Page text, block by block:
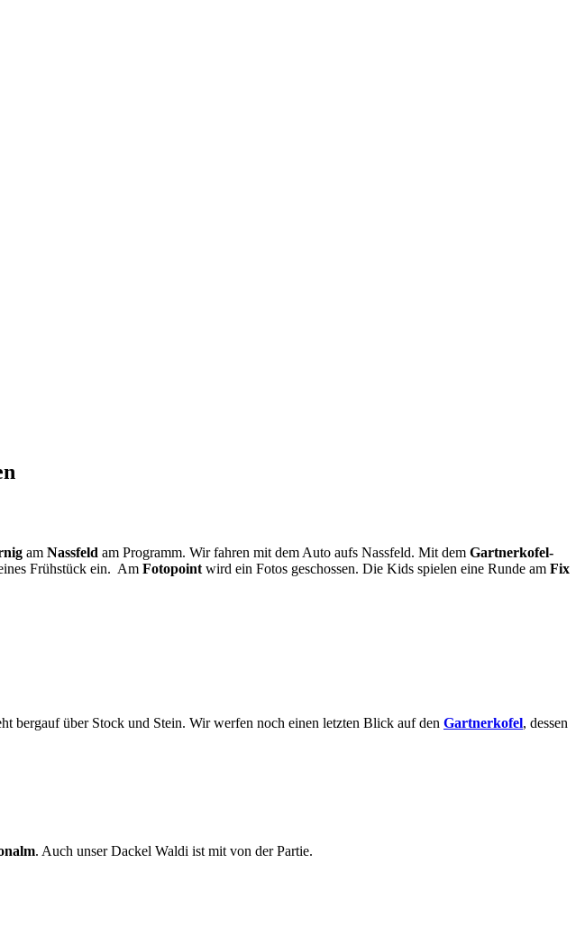
am Nassfeld am Programm. Wir fahren mit dem Auto aufs Nassfeld. Mit dem Gartnerkofel-
Frühstück ein. Am Fotopoint wird ein Fotos geschossen. Die Kids spielen eine Runde am Fix
bergauf über Stock und Stein. Wir werfen noch einen letzten Blick auf den Gartnerkofel, dessen
. Auch unser Dackel Waldi ist mit von der Partie.